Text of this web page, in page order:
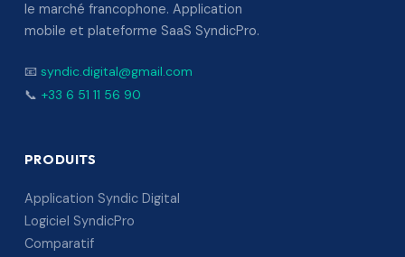
le marché francophone. Application
mobile et plateforme SaaS SyndicPro.
📧 syndic.digital@gmail.com
📞 +33 6 51 11 56 90
PRODUITS
Application Syndic Digital
Logiciel SyndicPro
Comparatif